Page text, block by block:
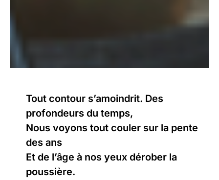
Tout contour s’amoindrit. Des
profondeurs du temps,
Nous voyons tout couler sur la pente
des ans
Et de l’âge à nos yeux dérober la
poussière.